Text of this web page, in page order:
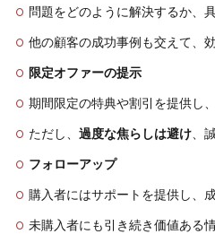
問題をどのように解決するか、
他の顧客の成功事例も交えて、
限定オファーの提示
期間限定の特典や割引を提供し
ただし、 過度な焦らしは避け 、
フォローアップ
購入者にはサポートを提供し、
未購入者にも引き続き価値ある